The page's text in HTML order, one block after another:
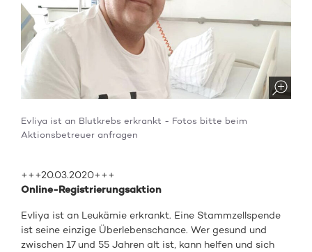
Evliya ist an Blutkrebs erkrankt - Fotos bitte beim
Aktionsbetreuer anfragen
+++20.03.2020+++
Online-Registrierungsaktion
Evliya ist an Leukämie erkrankt. Eine Stammzellspende
ist seine einzige Überlebenschance. Wer gesund und
zwischen 17 und 55 Jahren alt ist, kann helfen und sich